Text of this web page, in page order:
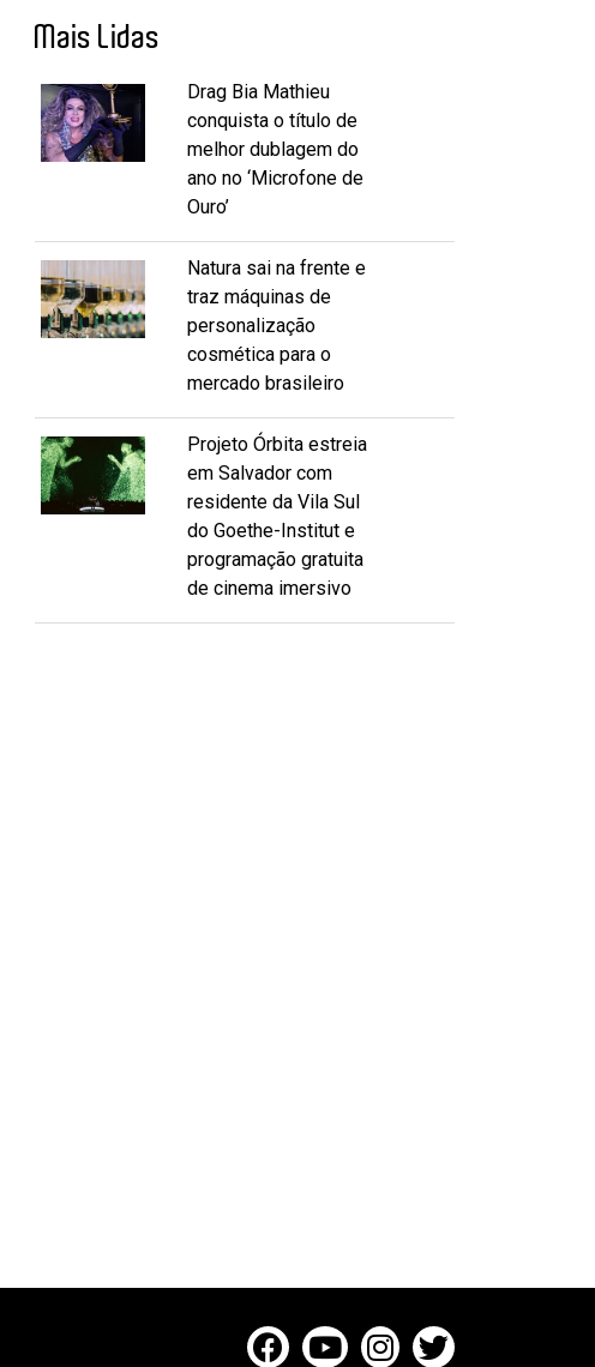
Mais Lidas
Drag Bia Mathieu
conquista o título de
melhor dublagem do
ano no ‘Microfone de
Ouro’
Natura sai na frente e
traz máquinas de
personalização
cosmética para o
mercado brasileiro
Projeto Órbita estreia
em Salvador com
residente da Vila Sul
do Goethe-Institut e
programação gratuita
de cinema imersivo